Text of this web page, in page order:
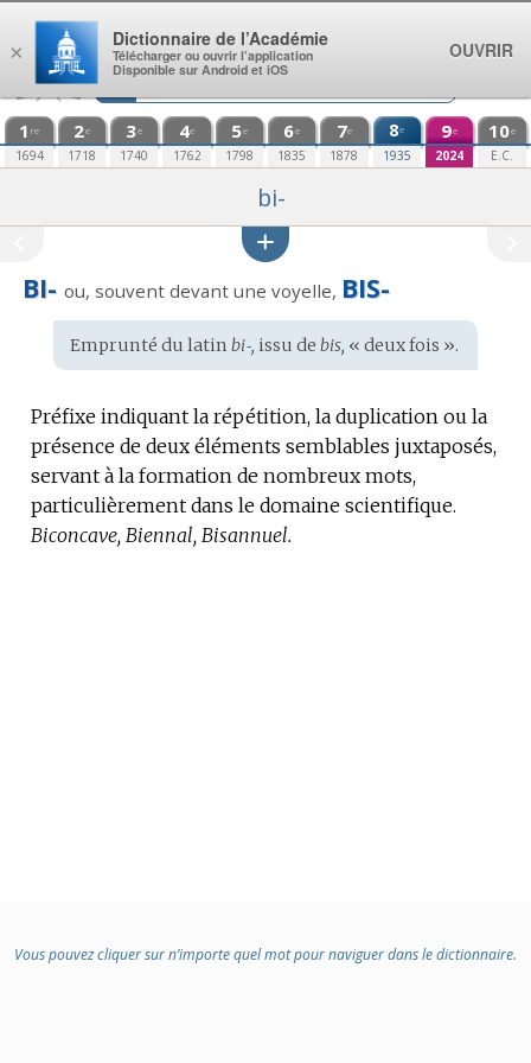
Aller au contenu
1 re
1694
2e
1718
3e
1740
4e
1762
5e
1798
6e
1835
7e
1878
8e
1935
9e
2024
10e
E.C.
bi-
BI- ou, souvent devant une voyelle, BIS-
Étymologie
:
Emprunté du latin bi‑, issu de bis, « deux fois ».
Préfixe indiquant la répétition, la duplication ou la
présence de deux éléments semblables juxtaposés,
servant à la formation de nombreux mots,
particulièrement dans le domaine scientifique.
Biconcave, Biennal, Bisannuel.
Vous pouvez cliquer sur n’importe quel mot pour naviguer dans le dictionnaire.
×
Dictionnaire de l’Académie
Télécharger ou ouvrir l’application
Disponible sur Android et iOS
OUVRIR